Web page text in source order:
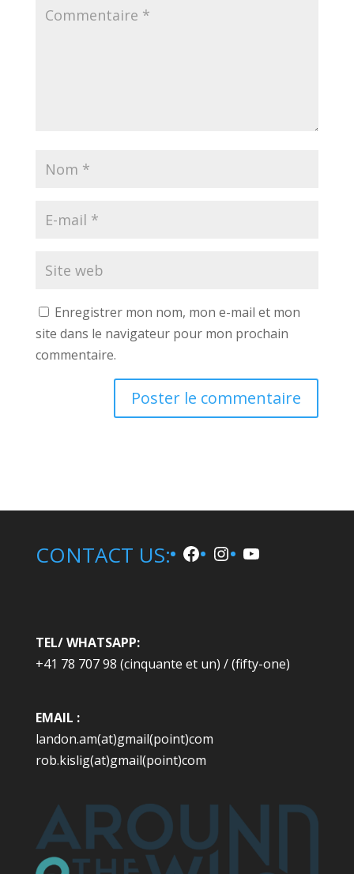
Enregistrer mon nom, mon e-mail et mon
site dans le navigateur pour mon prochain
commentaire.
r
a
e
:
CONTACT US: Facebook
Instagram
YouTube
TEL/ WHATSAPP:
+41 78 707 98 (cinquante et un) / (fifty-one)
EMAIL :
landon.am(at)gmail(point)com
rob.kislig(at)gmail(point)com